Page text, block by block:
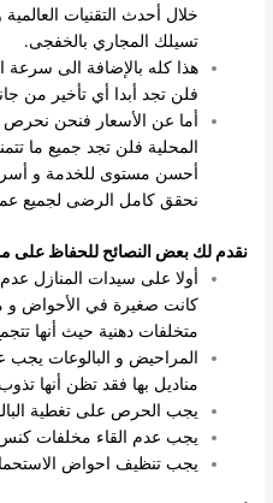
خلال أحدث التقنيات
تسيلك المجاري بالخفجى.
هذا كله بالإضافة الى سرعة
فلن تجد أبدا أي تأخير من
أما عن الأسعار فنحن
المحلية فلن تجد جميع ما
أحسن مستوى للخدمة و
نحقق كامل الرضى لجميع
نقدم لك بعض النصائح للحفاظ على
أولا على سيدات المنازل
كانت صغيرة في الأحواض و
متخلفات دهنية حيث أنها
المراحيض و البالوعات يجب
مناديل بها فقد تظن أنها
يجب الحرص على تغطية
يجب عدم القاء مخلفات كنس
يجب تنظيف احواض